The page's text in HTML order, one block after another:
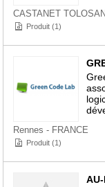
CASTANET
Produit (1)
Rennes - FRANCE
Produit (1)